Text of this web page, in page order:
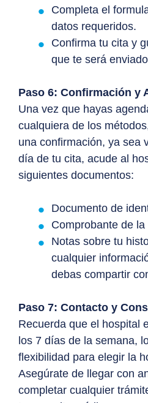
Completa el
datos requeridos.
Confirma tu cita y
que te será
Paso 6: Confirmación y
Una vez que hayas
cualquiera de los
una confirmación, ya sea
día de tu cita, acude al
siguientes documentos:
Documento de
Comprobante de
Notas sobre tu
cualquier
debas compartir
Paso 7: Contacto y
Recuerda que el hospital
los 7 días de la semana,
flexibilidad para elegir la
Asegúrate de llegar con
completar cualquier